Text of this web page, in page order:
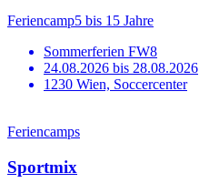
Feriencamp5 bis 15 Jahre
Sommerferien FW8
24.08.2026 bis 28.08.2026
1230 Wien, Soccercenter
Feriencamps
Sportmix